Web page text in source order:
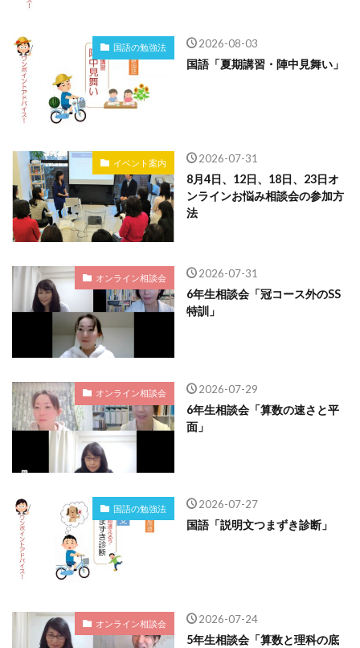
国語の勉強法 2026-08-03
国語「夏期講習・陣中見舞い」
イベント案内 2026-07-31
8月4日、12日、18日、23日オ
ンラインお悩み相談会の参加方
法
オンライン相談会 2026-07-31
6年生相談会「冠コース外のSS
特訓」
オンライン相談会 2026-07-29
6年生相談会「算数の速さと平
面」
国語の勉強法 2026-07-27
国語「説明文つまずき診断」
オンライン相談会 2026-07-24
5年生相談会「算数と理科の底